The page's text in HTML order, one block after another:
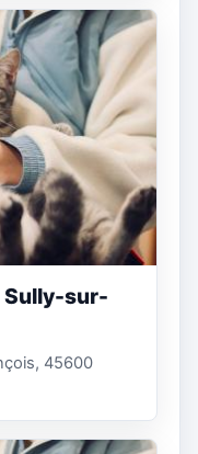
Sully-sur-
45600